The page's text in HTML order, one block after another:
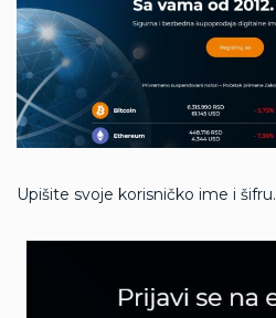
Upišite svoje korisničko ime i šifru.